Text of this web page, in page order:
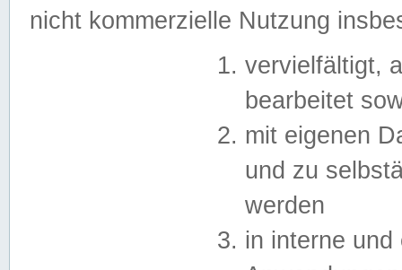
nicht kommerzielle Nutzung
vervielfältigt,
bearbeitet
mit eigenen
und zu
werden
in interne